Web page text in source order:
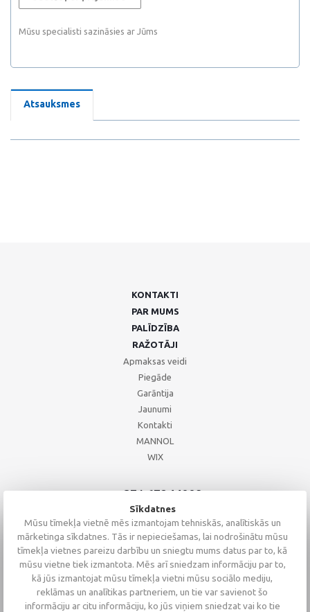
Mūsu specialisti sazināsies ar Jūms
Atsauksmes
KONTAKTI
PAR MUMS
PALĪDZĪBA
RAŽOTĀJI
Apmaksas veidi
Piegāde
Garāntija
Jaunumi
Kontakti
MANNOL
WIX
+371 67244008
+371 67271055
+371 26002793
Sīkdatnes
Mūsu tīmekļa vietnē mēs izmantojam tehniskās, analītiskās un
mārketinga sīkdatnes. Tās ir nepieciešamas, lai nodrošinātu mūsu
tīmekļa vietnes pareizu darbību un sniegtu mums datus par to, kā
mūsu vietne tiek izmantota. Mēs arī sniedzam informāciju par to,
kā jūs izmantojat mūsu tīmekļa vietni mūsu sociālo mediju,
reklāmas un analītikas partneriem, un tie var savienot šo
informāciju ar citu informāciju, ko jūs viņiem sniedzat vai ko tie